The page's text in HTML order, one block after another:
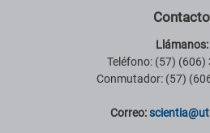
Contacto
Llámanos:
Teléfono: (57) (606)
Conmutador: (57)
Correo: